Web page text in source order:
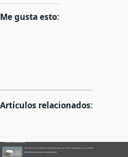
Me gusta esto:
Artículos relacionados: